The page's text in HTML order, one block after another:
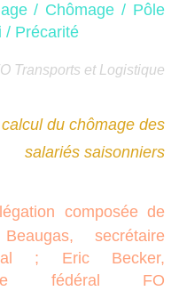
/ Chômage / Pôle
/ Précarité
Transports et Logistique​​​​​​
du chômage des
salariés saisonniers
composée de
secrétaire
; Eric Becker,
fédéral FO